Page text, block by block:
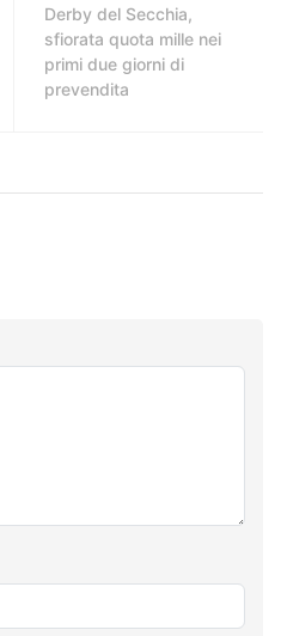
Derby del Secchia,
sfiorata quota mille nei
primi due giorni di
prevendita